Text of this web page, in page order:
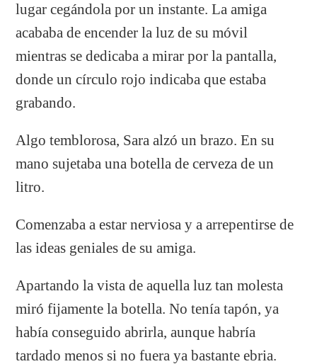
lugar cegándola por un instante. La amiga
acababa de encender la luz de su móvil
mientras se dedicaba a mirar por la pantalla,
donde un círculo rojo indicaba que estaba
grabando.
Algo temblorosa, Sara alzó un brazo. En su
mano sujetaba una botella de cerveza de un
litro.
Comenzaba a estar nerviosa y a arrepentirse de
las ideas geniales de su amiga.
Apartando la vista de aquella luz tan molesta
miró fijamente la botella. No tenía tapón, ya
había conseguido abrirla, aunque habría
tardado menos si no fuera ya bastante ebria.